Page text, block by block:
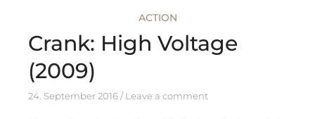
ACTION
Crank: High Voltage
(2009)
24. September 2016 Leave a comment